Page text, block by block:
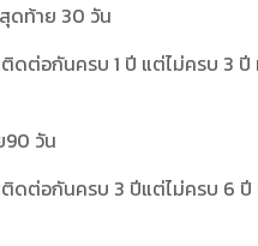
ดท้าย 30 วัน
ติดต่อกันครบ 1 ปี แต่ไม่ครบ 3
90 วัน
ติดต่อกันครบ 3 ปีแต่ไม่ครบ 6